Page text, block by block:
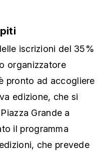
iscrizioni del 35%
organizzatore
pronto ad accogliere
edizione, che si
Grande a
il programma
che prevede